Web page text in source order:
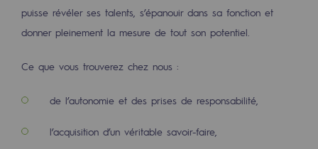
Captage de CO2
Concertations CH4, H2 et CO2
Espace pédagogique
Espace pédagogique
puisse révéler ses talents, s’épanouir dans sa fonction et
donner pleinement la mesure de tout son potentiel.
Ce que vous trouverez chez nous :
de l’autonomie et des prises de responsabilité,
l’acquisition d’un véritable savoir-faire,